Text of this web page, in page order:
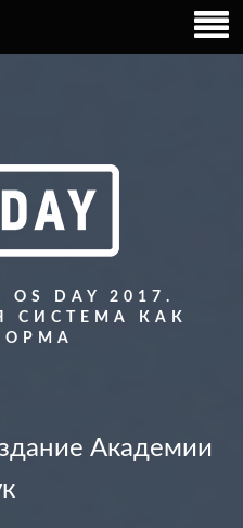
DAY 2017.
СИСТЕМА КАК
Академии